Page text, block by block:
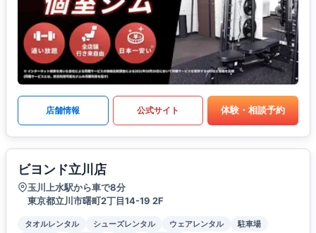
店舗情報 公式サイト 体験・相談予約
ビヨンド立川店
玉川上水駅から車で8分
東京都立川市曙町2丁目14-19 2F
タオルレンタル シューズレンタル ウェアレンタル
駐車場